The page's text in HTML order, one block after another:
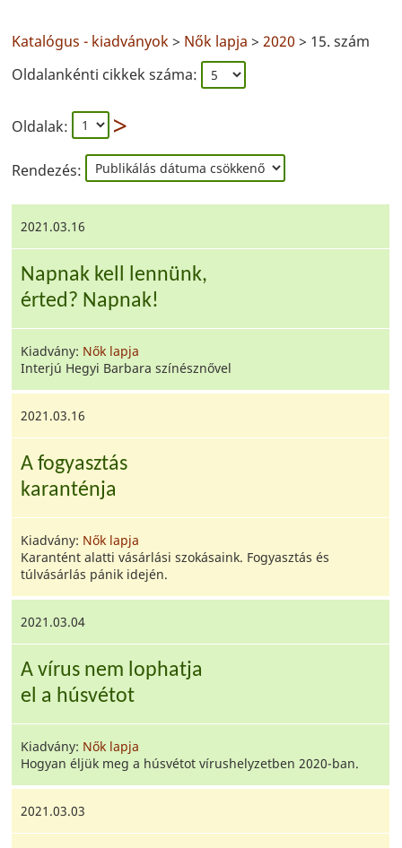
Katalógus - kiadványok> Nők lapja >2020 > 15. szám
Oldalankénti cikkek száma:
Oldalak:
Rendezés:
2021.03.16
Napnak kell lennünk,
érted? Napnak!
Kiadvány: Nők lapja
Interjú Hegyi Barbara színésznővel
2021.03.16
A fogyasztás
karanténja
Kiadvány: Nők lapja
Karantént alatti vásárlási szokásaink. Fogyasztás és
túlvásárlás pánik idején.
2021.03.04
A vírus nem lophatja
el a húsvétot
Kiadvány: Nők lapja
Hogyan éljük meg a húsvétot vírushelyzetben 2020-ban.
2021.03.03